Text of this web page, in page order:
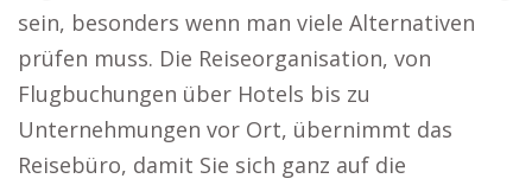
sein, besonders wenn man viele Alternativen
prüfen muss. Die Reiseorganisation, von
Flugbuchungen über Hotels bis zu
Unternehmungen vor Ort, übernimmt das
Reisebüro, damit Sie sich ganz auf die